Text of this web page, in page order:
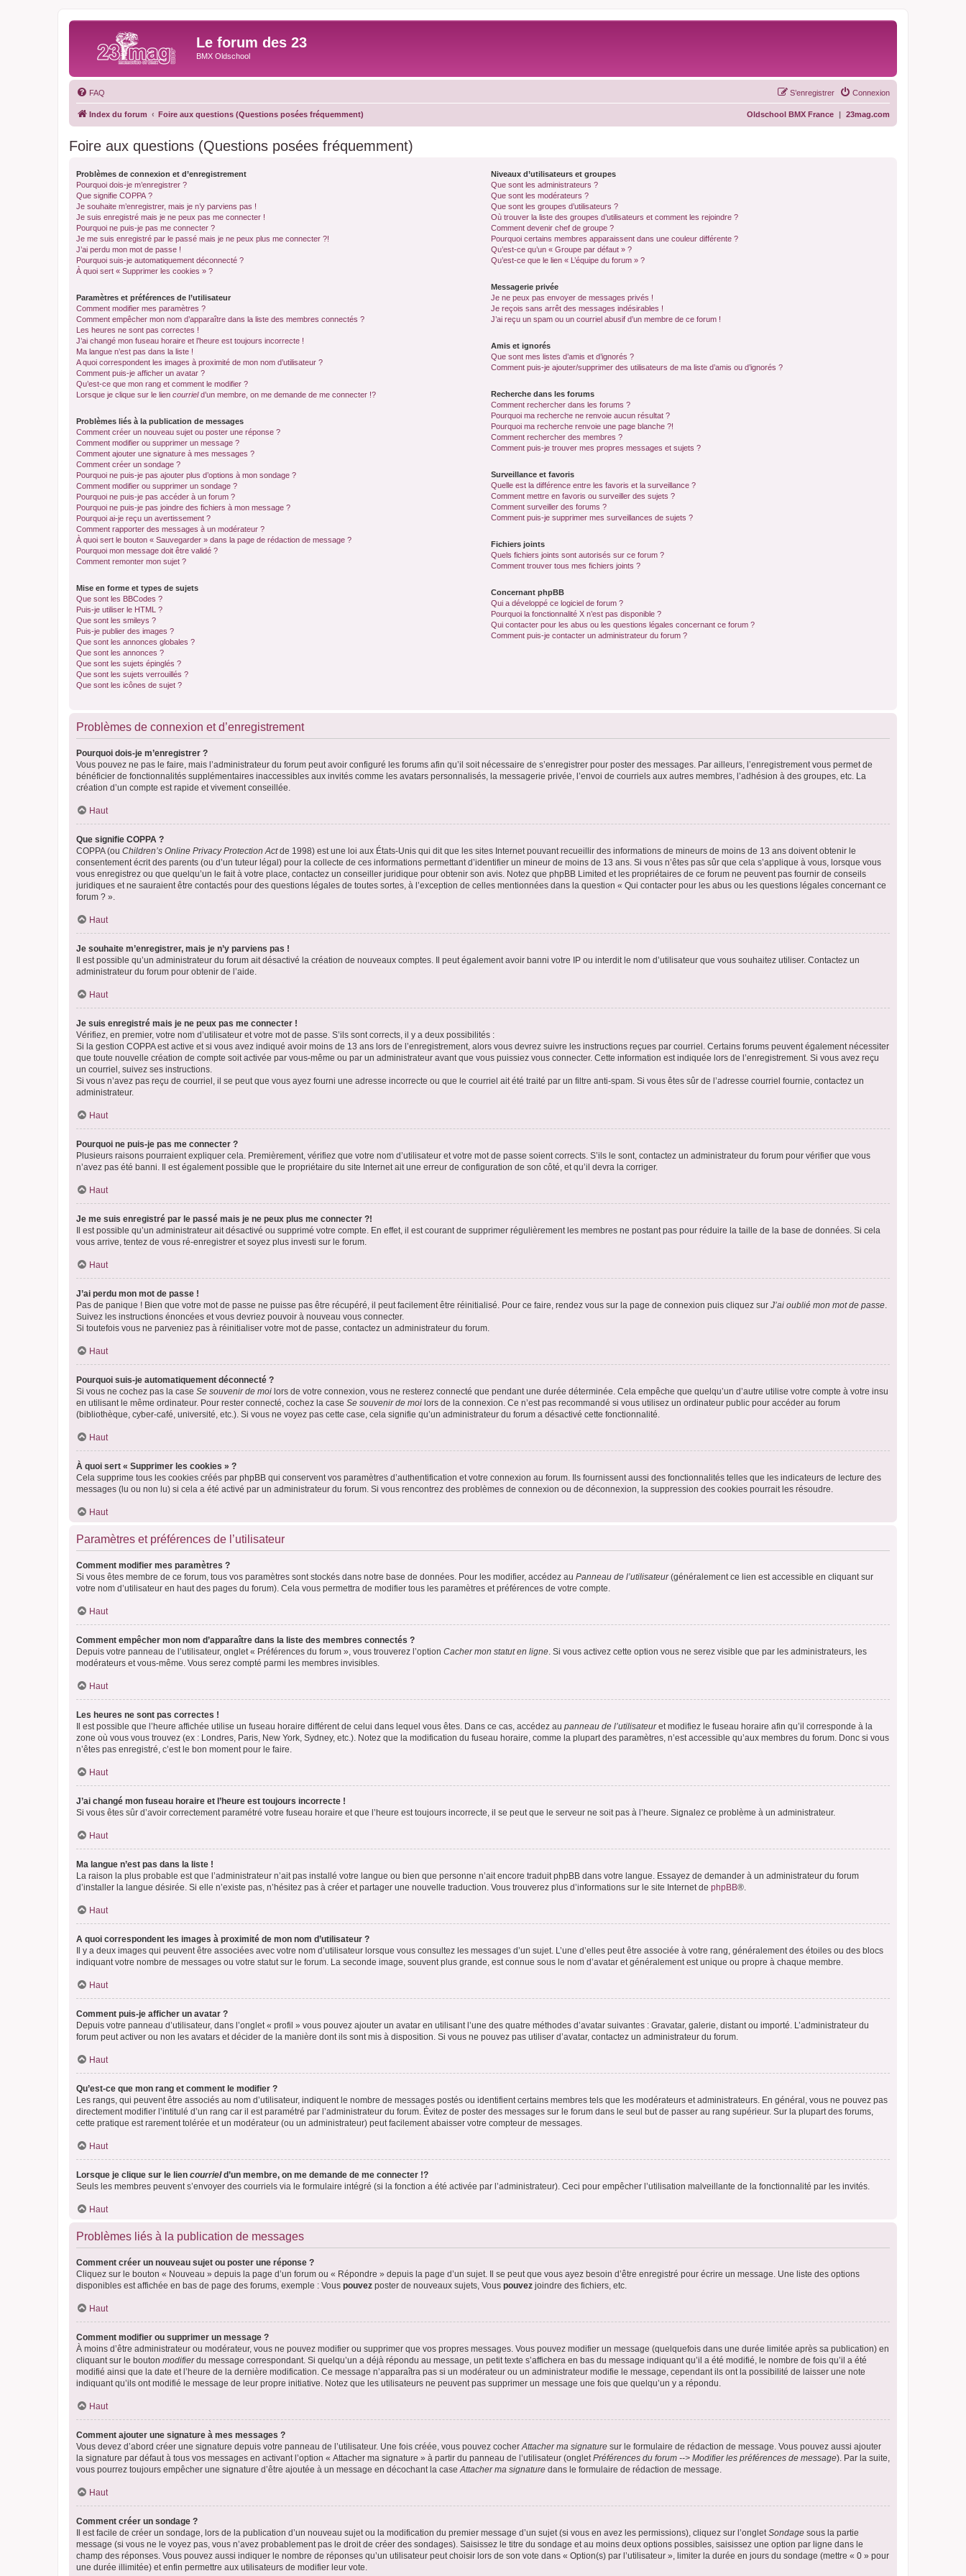
Le forum des 23
BMX Oldschool
FAQ Connexion
S’enregistrer
Index du forum Foire aux questions (Questions posées fréquemment) 23mag.com
|
Oldschool BMX France
Foire aux questions (Questions posées fréquemment)
Problèmes de connexion et d’enregistrement
Pourquoi dois-je m’enregistrer ?
Que signifie COPPA ?
Je souhaite m’enregistrer, mais je n’y parviens pas !
Je suis enregistré mais je ne peux pas me connecter !
Pourquoi ne puis-je pas me connecter ?
Je me suis enregistré par le passé mais je ne peux plus me connecter ?!
J’ai perdu mon mot de passe !
Pourquoi suis-je automatiquement déconnecté ?
À quoi sert « Supprimer les cookies » ?
Paramètres et préférences de l’utilisateur
Comment modifier mes paramètres ?
Comment empêcher mon nom d’apparaître dans la liste des membres connectés ?
Les heures ne sont pas correctes !
J’ai changé mon fuseau horaire et l’heure est toujours incorrecte !
Ma langue n’est pas dans la liste !
A quoi correspondent les images à proximité de mon nom d’utilisateur ?
Comment puis-je afficher un avatar ?
Qu’est-ce que mon rang et comment le modifier ?
Lorsque je clique sur le lien courrield’un membre, on me demande de me connecter !?
Problèmes liés à la publication de messages
Comment créer un nouveau sujet ou poster une réponse ?
Comment modifier ou supprimer un message ?
Comment ajouter une signature à mes messages ?
Comment créer un sondage ?
Pourquoi ne puis-je pas ajouter plus d’options à mon sondage ?
Comment modifier ou supprimer un sondage ?
Pourquoi ne puis-je pas accéder à un forum ?
Pourquoi ne puis-je pas joindre des fichiers à mon message ?
Pourquoi ai-je reçu un avertissement ?
Comment rapporter des messages à un modérateur ?
À quoi sert le bouton « Sauvegarder » dans la page de rédaction de message ?
Pourquoi mon message doit être validé ?
Comment remonter mon sujet ?
Mise en forme et types de sujets
Que sont les BBCodes ?
Puis-je utiliser le HTML ?
Que sont les smileys ?
Puis-je publier des images ?
Que sont les annonces globales ?
Que sont les annonces ?
Que sont les sujets épinglés ?
Que sont les sujets verrouillés ?
Que sont les icônes de sujet ?
Niveaux d’utilisateurs et groupes
Que sont les administrateurs ?
Que sont les modérateurs ?
Que sont les groupes d’utilisateurs ?
Où trouver la liste des groupes d’utilisateurs et comment les rejoindre ?
Comment devenir chef de groupe ?
Pourquoi certains membres apparaissent dans une couleur différente ?
Qu’est-ce qu’un « Groupe par défaut » ?
Qu’est-ce que le lien « L’équipe du forum » ?
Messagerie privée
Je ne peux pas envoyer de messages privés !
Je reçois sans arrêt des messages indésirables !
J’ai reçu un spam ou un courriel abusif d’un membre de ce forum !
Amis et ignorés
Que sont mes listes d’amis et d’ignorés ?
Comment puis-je ajouter/supprimer des utilisateurs de ma liste d’amis ou d’ignorés ?
Recherche dans les forums
Comment rechercher dans les forums ?
Pourquoi ma recherche ne renvoie aucun résultat ?
Pourquoi ma recherche renvoie une page blanche ?!
Comment rechercher des membres ?
Comment puis-je trouver mes propres messages et sujets ?
Surveillance et favoris
Quelle est la différence entre les favoris et la surveillance ?
Comment mettre en favoris ou surveiller des sujets ?
Comment surveiller des forums ?
Comment puis-je supprimer mes surveillances de sujets ?
Fichiers joints
Quels fichiers joints sont autorisés sur ce forum ?
Comment trouver tous mes fichiers joints ?
Concernant phpBB
Qui a développé ce logiciel de forum ?
Pourquoi la fonctionnalité X n’est pas disponible ?
Qui contacter pour les abus ou les questions légales concernant ce forum ?
Comment puis-je contacter un administrateur du forum ?
Problèmes de connexion et d’enregistrement
Pourquoi dois-je m’enregistrer ?
Vous pouvez ne pas le faire, mais l’administrateur du forum peut avoir configuré les forums afin qu’il soit nécessaire de s’enregistrer pour poster des messages. Par ailleurs, l’enregistrement vous permet de
bénéficier de fonctionnalités supplémentaires inaccessibles aux invités comme les avatars personnalisés, la messagerie privée, l’envoi de courriels aux autres membres, l’adhésion à des groupes, etc. La
création d’un compte est rapide et vivement conseillée.
Haut
Que signifie COPPA ?
COPPA (ou Children’s Online Privacy Protection Actde 1998) est une loi aux États-Unis qui dit que les sites Internet pouvant recueillir des informations de mineurs de moins de 13 ans doivent obtenir le
consentement écrit des parents (ou d’un tuteur légal) pour la collecte de ces informations permettant d’identifier un mineur de moins de 13 ans. Si vous n’êtes pas sûr que cela s’applique à vous, lorsque vous
vous enregistrez ou que quelqu’un le fait à votre place, contactez un conseiller juridique pour obtenir son avis. Notez que phpBB Limited et les propriétaires de ce forum ne peuvent pas fournir de conseils
juridiques et ne sauraient être contactés pour des questions légales de toutes sortes, à l’exception de celles mentionnées dans la question « Qui contacter pour les abus ou les questions légales concernant ce
forum ? ».
Haut
Je souhaite m’enregistrer, mais je n’y parviens pas !
Il est possible qu’un administrateur du forum ait désactivé la création de nouveaux comptes. Il peut également avoir banni votre IP ou interdit le nom d’utilisateur que vous souhaitez utiliser. Contactez un
administrateur du forum pour obtenir de l’aide.
Haut
Je suis enregistré mais je ne peux pas me connecter !
Vérifiez, en premier, votre nom d’utilisateur et votre mot de passe. S’ils sont corrects, il y a deux possibilités :
Si la gestion COPPA est active et si vous avez indiqué avoir moins de 13 ans lors de l’enregistrement, alors vous devrez suivre les instructions reçues par courriel. Certains forums peuvent également nécessiter
que toute nouvelle création de compte soit activée par vous-même ou par un administrateur avant que vous puissiez vous connecter. Cette information est indiquée lors de l’enregistrement. Si vous avez reçu
un courriel, suivez ses instructions.
Si vous n’avez pas reçu de courriel, il se peut que vous ayez fourni une adresse incorrecte ou que le courriel ait été traité par un filtre anti-spam. Si vous êtes sûr de l’adresse courriel fournie, contactez un
administrateur.
Haut
Pourquoi ne puis-je pas me connecter ?
Plusieurs raisons pourraient expliquer cela. Premièrement, vérifiez que votre nom d’utilisateur et votre mot de passe soient corrects. S’ils le sont, contactez un administrateur du forum pour vérifier que vous
n’avez pas été banni. Il est également possible que le propriétaire du site Internet ait une erreur de configuration de son côté, et qu’il devra la corriger.
Haut
Je me suis enregistré par le passé mais je ne peux plus me connecter ?!
Il est possible qu’un administrateur ait désactivé ou supprimé votre compte. En effet, il est courant de supprimer régulièrement les membres ne postant pas pour réduire la taille de la base de données. Si cela
vous arrive, tentez de vous ré-enregistrer et soyez plus investi sur le forum.
Haut
J’ai perdu mon mot de passe !
Pas de panique ! Bien que votre mot de passe ne puisse pas être récupéré, il peut facilement être réinitialisé. Pour ce faire, rendez vous sur la page de connexion puis cliquez sur J’ai oublié mon mot de passe
Suivez les instructions énoncées et vous devriez pouvoir à nouveau vous connecter.
Si toutefois vous ne parveniez pas à réinitialiser votre mot de passe, contactez un administrateur du forum.
Haut
Pourquoi suis-je automatiquement déconnecté ?
Si vous ne cochez pas la case Se souvenir de moi lors de votre connexion, vous ne resterez connecté que pendant une durée déterminée. Cela empêche que quelqu’un d’autre utilise votre compte à votre insu
en utilisant le même ordinateur. Pour rester connecté, cochez la case Se souvenir de moi lors de la connexion. Ce n’est pas recommandé si vous utilisez un ordinateur public pour accéder au forum
(bibliothèque, cyber-café, université, etc.). Si vous ne voyez pas cette case, cela signifie qu’un administrateur du forum a désactivé cette fonctionnalité.
Haut
À quoi sert « Supprimer les cookies » ?
Cela supprime tous les cookies créés par phpBB qui conservent vos paramètres d’authentification et votre connexion au forum. Ils fournissent aussi des fonctionnalités telles que les indicateurs de lecture des
messages (lu ou non lu) si cela a été activé par un administrateur du forum. Si vous rencontrez des problèmes de connexion ou de déconnexion, la suppression des cookies pourrait les résoudre.
Haut
Paramètres et préférences de l’utilisateur
Comment modifier mes paramètres ?
Si vous êtes membre de ce forum, tous vos paramètres sont stockés dans notre base de données. Pour les modifier, accédez au Panneau de l’utilisateur(généralement ce lien est accessible en cliquant sur
votre nom d’utilisateur en haut des pages du forum). Cela vous permettra de modifier tous les paramètres et préférences de votre compte.
Haut
Comment empêcher mon nom d’apparaître dans la liste des membres connectés ?
Depuis votre panneau de l’utilisateur, onglet « Préférences du forum », vous trouverez l’option Cacher mon statut en ligne . Si vous activez cette option vous ne serez visible que par les administrateurs, les
modérateurs et vous-même. Vous serez compté parmi les membres invisibles.
Haut
Les heures ne sont pas correctes !
Il est possible que l’heure affichée utilise un fuseau horaire différent de celui dans lequel vous êtes. Dans ce cas, accédez au panneau de l’utilisateuret modifiez le fuseau horaire afin qu’il corresponde à la
zone où vous vous trouvez (ex : Londres, Paris, New York, Sydney, etc.). Notez que la modification du fuseau horaire, comme la plupart des paramètres, n’est accessible qu’aux membres du forum. Donc si vous
n’êtes pas enregistré, c’est le bon moment pour le faire.
Haut
J’ai changé mon fuseau horaire et l’heure est toujours incorrecte !
Si vous êtes sûr d’avoir correctement paramétré votre fuseau horaire et que l’heure est toujours incorrecte, il se peut que le serveur ne soit pas à l’heure. Signalez ce problème à un administrateur.
Haut
Ma langue n’est pas dans la liste !
La raison la plus probable est que l’administrateur n’ait pas installé votre langue ou bien que personne n’ait encore traduit phpBB dans votre langue. Essayez de demander à un administrateur du forum
d’installer la langue désirée. Si elle n’existe pas, n’hésitez pas à créer et partager une nouvelle traduction. Vous trouverez plus d’informations sur le site Internet de phpBB®.
Haut
A quoi correspondent les images à proximité de mon nom d’utilisateur ?
Il y a deux images qui peuvent être associées avec votre nom d’utilisateur lorsque vous consultez les messages d’un sujet. L’une d’elles peut être associée à votre rang, généralement des étoiles ou des blocs
indiquant votre nombre de messages ou votre statut sur le forum. La seconde image, souvent plus grande, est connue sous le nom d’avatar et généralement est unique ou propre à chaque membre.
Haut
Comment puis-je afficher un avatar ?
Depuis votre panneau d’utilisateur, dans l’onglet « profil » vous pouvez ajouter un avatar en utilisant l’une des quatre méthodes d’avatar suivantes : Gravatar, galerie, distant ou importé. L’administrateur du
forum peut activer ou non les avatars et décider de la manière dont ils sont mis à disposition. Si vous ne pouvez pas utiliser d’avatar, contactez un administrateur du forum.
Haut
Qu’est-ce que mon rang et comment le modifier ?
Les rangs, qui peuvent être associés au nom d’utilisateur, indiquent le nombre de messages postés ou identifient certains membres tels que les modérateurs et administrateurs. En général, vous ne pouvez pas
directement modifier l’intitulé d’un rang car il est paramétré par l’administrateur du forum. Évitez de poster des messages sur le forum dans le seul but de passer au rang supérieur. Sur la plupart des forums,
cette pratique est rarement tolérée et un modérateur (ou un administrateur) peut facilement abaisser votre compteur de messages.
Haut
Lorsque je clique sur le lien courrield’un membre, on me demande de me connecter !?
Seuls les membres peuvent s’envoyer des courriels via le formulaire intégré (si la fonction a été activée par l’administrateur). Ceci pour empêcher l’utilisation malveillante de la fonctionnalité par les invités.
Haut
Problèmes liés à la publication de messages
Comment créer un nouveau sujet ou poster une réponse ?
Cliquez sur le bouton « Nouveau » depuis la page d’un forum ou « Répondre » depuis la page d’un sujet. Il se peut que vous ayez besoin d’être enregistré pour écrire un message. Une liste des options
disponibles est affichée en bas de page des forums, exemple : Vous pouvez poster de nouveaux sujets, Vous pouvez joindre des fichiers, etc.
Haut
Comment modifier ou supprimer un message ?
À moins d’être administrateur ou modérateur, vous ne pouvez modifier ou supprimer que vos propres messages. Vous pouvez modifier un message (quelquefois dans une durée limitée après sa publication) en
cliquant sur le bouton modifierdu message correspondant. Si quelqu’un a déjà répondu au message, un petit texte s’affichera en bas du message indiquant qu’il a été modifié, le nombre de fois qu’il a été
modifié ainsi que la date et l’heure de la dernière modification. Ce message n’apparaîtra pas si un modérateur ou un administrateur modifie le message, cependant ils ont la possibilité de laisser une note
indiquant qu’ils ont modifié le message de leur propre initiative. Notez que les utilisateurs ne peuvent pas supprimer un message une fois que quelqu’un y a répondu.
Haut
Comment ajouter une signature à mes messages ?
Vous devez d’abord créer une signature depuis votre panneau de l’utilisateur. Une fois créée, vous pouvez cocher Attacher ma signature sur le formulaire de rédaction de message. Vous pouvez aussi ajouter
la signature par défaut à tous vos messages en activant l’option « Attacher ma signature » à partir du panneau de l’utilisateur (onglet Préférences du forum --> Modifier les préférences de message). Par la suite,
vous pourrez toujours empêcher une signature d’être ajoutée à un message en décochant la case Attacher ma signature dans le formulaire de rédaction de message.
Haut
Comment créer un sondage ?
Il est facile de créer un sondage, lors de la publication d’un nouveau sujet ou la modification du premier message d’un sujet (si vous en avez les permissions), cliquez sur l’onglet Sondage sous la partie
message (si vous ne le voyez pas, vous n’avez probablement pas le droit de créer des sondages). Saisissez le titre du sondage et au moins deux options possibles, saisissez une option par ligne dans le
champ des réponses. Vous pouvez aussi indiquer le nombre de réponses qu’un utilisateur peut choisir lors de son vote dans « Option(s) par l’utilisateur », limiter la durée en jours du sondage (mettre « 0 » pour
une durée illimitée) et enfin permettre aux utilisateurs de modifier leur vote.